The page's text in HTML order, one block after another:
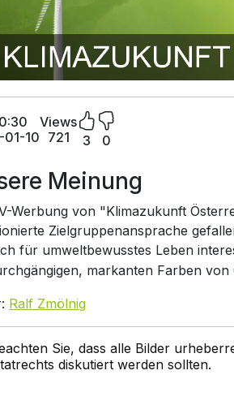
0:30
10
Views
721
3 0
Meinung
Werbung von "Klimazukunft
Zielgruppenansprache
für umweltbewusstes Leben
markanten Farben
Ralf Zmölnig
Sie, dass alle Bilder
diskutiert werden sollten.